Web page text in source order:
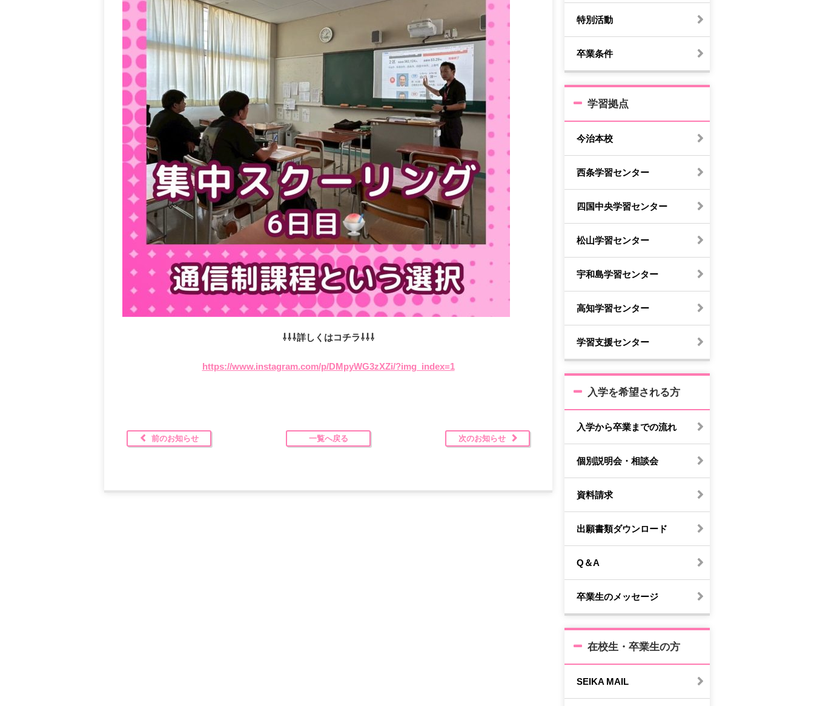
⇩⇩⇩詳しくはコチラ⇩⇩⇩
https://www.instagram.com/p/DMpyWG3zXZi/?img_index=1
前のお知らせ 一覧へ戻る 次のお知らせ
特別活動
卒業条件
学習拠点
今治本校
西条学習センター
四国中央学習センター
松山学習センター
宇和島学習センター
高知学習センター
学習支援センター
入学を希望される方
入学から卒業までの流れ
個別説明会・相談会
資料請求
出願書類ダウンロード
Q＆A
卒業生のメッセージ
在校生・卒業生の方
SEIKA MAIL